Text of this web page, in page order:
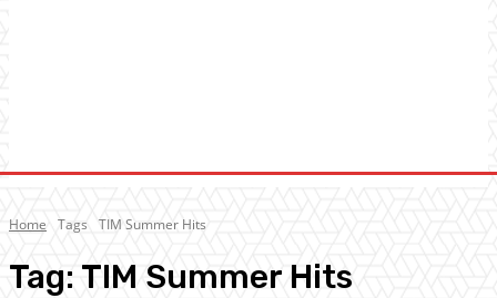
Home Tags TIM Summer Hits
Tag: TIM Summer Hits